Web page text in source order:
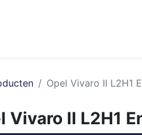
Opel Vivaro II L2H1
Vivaro II L2H1